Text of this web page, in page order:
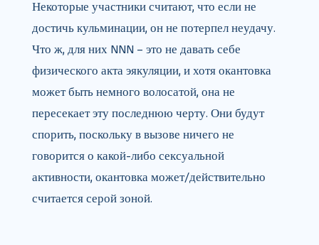
Некоторые участники считают, что если не
достичь кульминации, он не потерпел неудачу.
Что ж, для них NNN – это не давать себе
физического акта эякуляции, и хотя окантовка
может быть немного волосатой, она не
пересекает эту последнюю черту. Они будут
спорить, поскольку в вызове ничего не
говорится о какой-либо сексуальной
активности, окантовка может/действительно
считается серой зоной.